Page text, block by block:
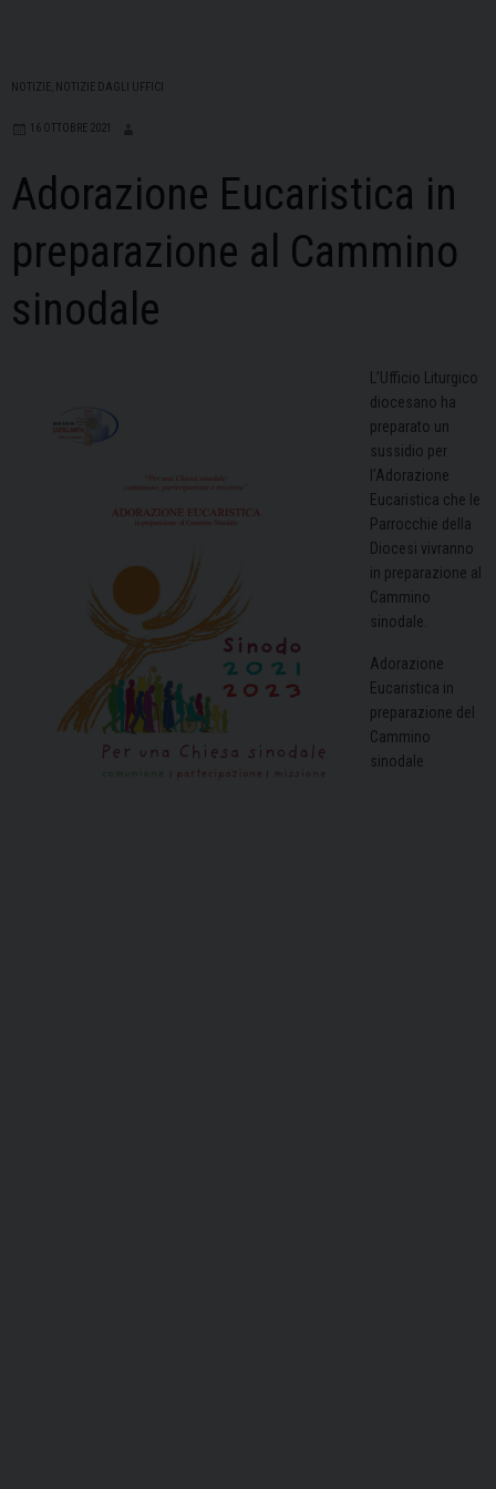
NOTIZIE NOTIZIE DAGLI UFFICI
16 OTTOBRE 2021
Adorazione Eucaristica in
preparazione al Cammino
sinodale
L’Ufficio Liturgico
diocesano ha
preparato un
sussidio per
l’Adorazione
Eucaristica che le
Parrocchie della
Diocesi vivranno
in preparazione al
Cammino
sinodale.
Adorazione
Eucaristica in
preparazione del
Cammino
sinodale